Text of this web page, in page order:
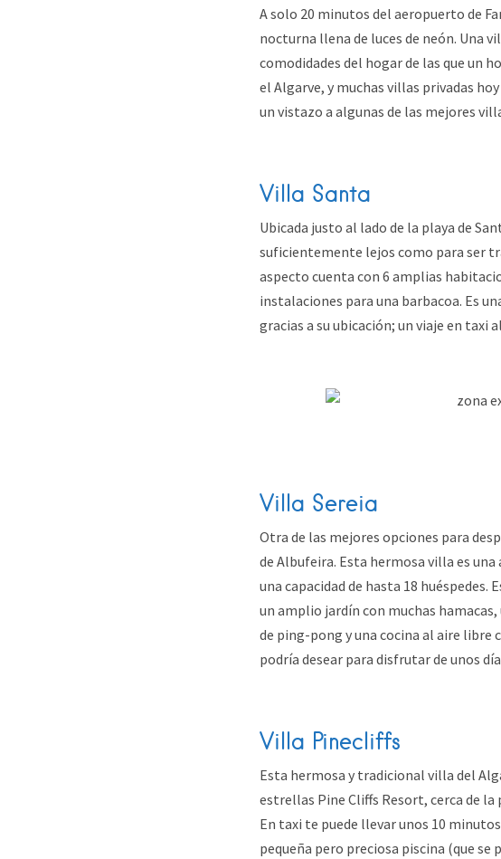
A solo 20 minutos del aeropuerto de
nocturna llena de luces de neón. Una
comodidades del hogar de las que un
el Algarve, y muchas villas privadas
un vistazo a algunas de las mejores
Villa Santa
Ubicada justo al lado de la playa de
suficientemente lejos como para ser
aspecto cuenta con 6 amplias
instalaciones para una barbacoa. Es
gracias a su ubicación; un viaje en taxi
Villa Sereia
Otra de las mejores opciones para
de Albufeira. Esta hermosa villa es
una capacidad de hasta 18
un amplio jardín con muchas
de ping-pong y una cocina al aire libre
podría desear para disfrutar de unos
Villa Pinecliffs
Esta hermosa y tradicional villa del
estrellas Pine Cliffs Resort, cerca de
En taxi te puede llevar unos 10
pequeña pero preciosa piscina (que